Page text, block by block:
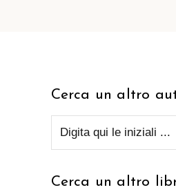
Cerca un altro
Cerca un altro